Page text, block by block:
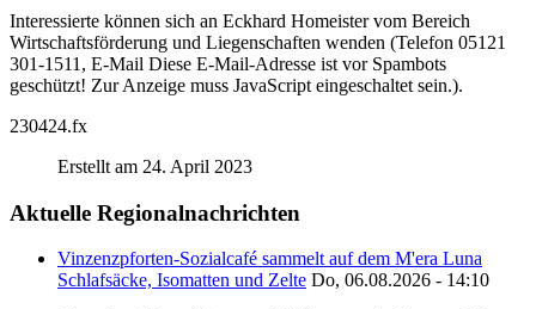
Interessierte können sich an Eckhard Homeister vom Bereich
Wirtschaftsförderung und Liegenschaften wenden (Telefon 05121
301-1511, E-Mail Diese E-Mail-Adresse ist vor Spambots
geschützt! Zur Anzeige muss JavaScript eingeschaltet sein.).
230424.fx
Erstellt am 24. April 2023
Aktuelle Regionalnachrichten
Vinzenzpforten-Sozialcafé sammelt auf dem M'era Luna
Schlafsäcke, Isomatten und Zelte Do, 06.08.2026 - 14:10